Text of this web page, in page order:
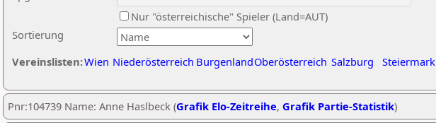
Sortierung
Nur "österreichische" Spieler (Land=AUT)
Vereinslisten:Wien Niederösterreich BurgenlandOberösterreich Salzburg Steiermark
Pnr:104739 Name: Anne Haslbeck (Grafik Elo-Zeitreihe, Grafik Partie-Statistik)